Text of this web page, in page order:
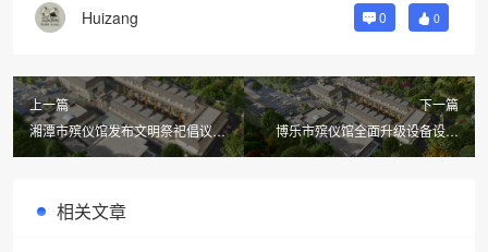
Huizang 0 0
上一篇
湘潭市殡仪馆发布文明祭祀倡议与
殡葬惠民政策
下一篇
博乐市殡仪馆全面升级设备设施
推进殡葬服务现代化进程
相关文章